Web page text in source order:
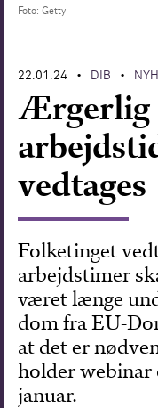
Foto: Getty
22.01.24 • DIB •
Ærgerlig
vedtages
Folketinget
arbejdstimer
været længe
dom fra EU-
at det er
holder webinar
januar.